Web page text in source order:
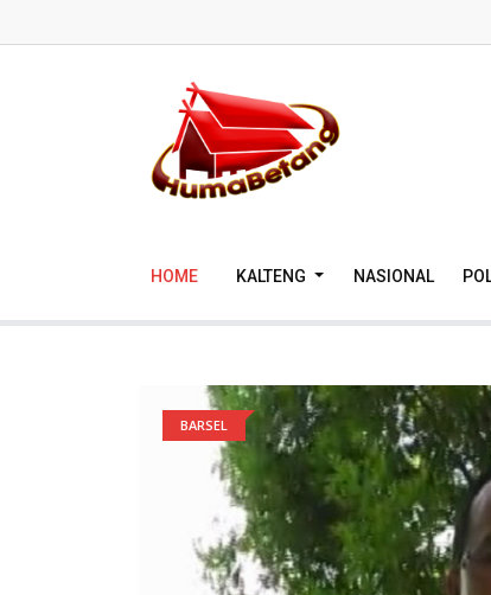
HOME KALTENG NASIONAL
BARSEL